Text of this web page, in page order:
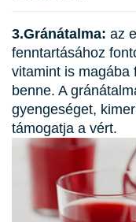
3.Gránátalma: az
fenntartásához
vitamint is magába
benne. A
gyengeséget,
támogatja a vért.